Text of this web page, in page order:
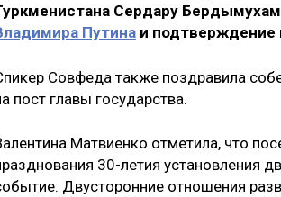
Сердару
Путина и подтверждение
Совфеда также поздравила
пост главы государства.
Матвиенко отметила, что
30-летия установления
Двусторонние отношения